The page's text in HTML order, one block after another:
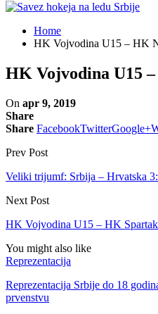
Home
HK Vojvodina U15 – HK
HK Vojvodina U15
On apr 9, 2019
Share
Share FacebookTwitterGoogle+
Prev Post
Veliki trijumf: Srbija – Hrvatska
Next Post
HK Vojvodina U15 – HK
You might also like
Reprezentacija
Reprezentacija Srbije do 18
prvenstvu